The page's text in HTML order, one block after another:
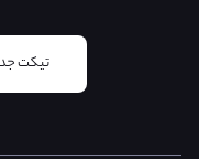
تیکت